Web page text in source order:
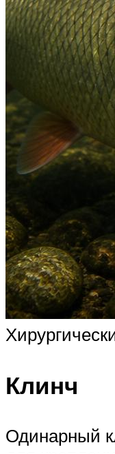
Клинч
Одинарный